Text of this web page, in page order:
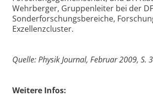
Wehrberger, Gruppenleiter bei der
Sonderforschungsbereiche,
Exzellenzcluster.
Quelle: Physik Journal, Februar 2009, S. 3
Weitere Infos: